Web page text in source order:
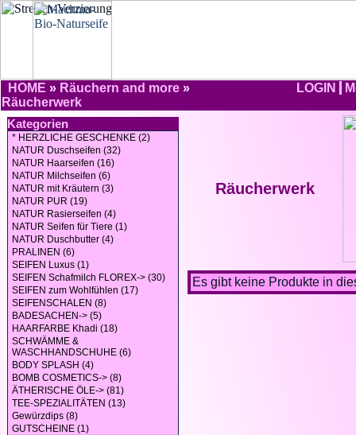
HOME » Räuchern and more »
Räucherwerk
LOGIN
Kategorien
* HERZLICHE GESCHENKE (2)
NATUR Duschseifen (32)
NATUR Haarseifen (16)
NATUR Milchseifen (6)
NATUR mit Kräutern (3)
NATUR PUR (19)
NATUR Rasierseifen (4)
NATUR Seifen für Tiere (1)
NATUR Duschbutter (4)
PRALINEN (6)
SEIFEN Luxus (1)
SEIFEN Schafmilch FLOREX-> (30)
SEIFEN zum Wohlfühlen (17)
SEIFENSCHALEN (8)
BADESACHEN-> (5)
HAARFARBE Khadi (18)
SCHWÄMME &
WASCHHANDSCHUHE (6)
BODY SPLASH (4)
BOMB COSMETICS-> (8)
ÄTHERISCHE ÖLE-> (81)
TEE-SPEZIALITÄTEN (13)
Gewürzdips (8)
GUTSCHEINE (1)
Räucherwerk
Es gibt keine Produkte in